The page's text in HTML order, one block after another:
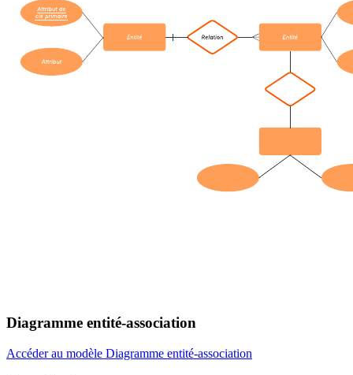
Diagramme entité-association
Accéder au modèle Diagramme entité-association